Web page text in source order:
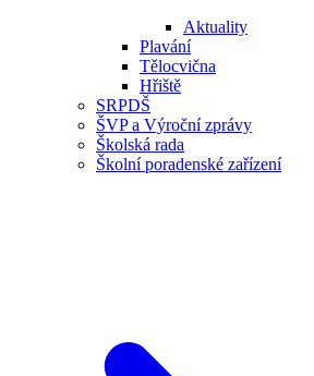
Aktuality
Plavání
Tělocvična
Hřiště
SRPDŠ
ŠVP a Výroční zprávy
Školská rada
Školní poradenské zařízení